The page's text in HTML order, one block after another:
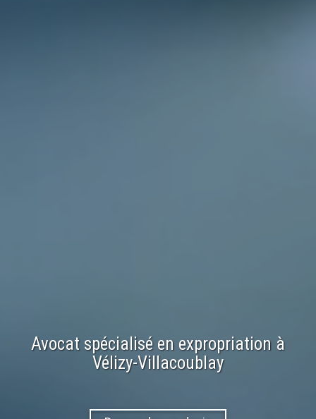
Avocat spécialisé en expropriation à
Vélizy-Villacoublay